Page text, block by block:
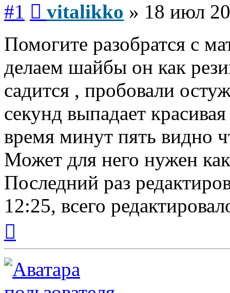
#1 vitalikko » 18 июл
Помогите разобратся с
делаем шайбы он как
садится , пробовали
секунд выпадает
время минут пять видно
Может для него нужен
Последний раз
12:25, всего
началу